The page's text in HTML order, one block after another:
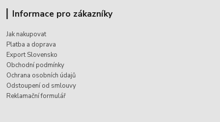
Informace pro zákazníky
Jak nakupovat
Platba a doprava
Export Slovensko
Obchodní podmínky
Ochrana osobních údajů
Odstoupení od smlouvy
Reklamační formulář